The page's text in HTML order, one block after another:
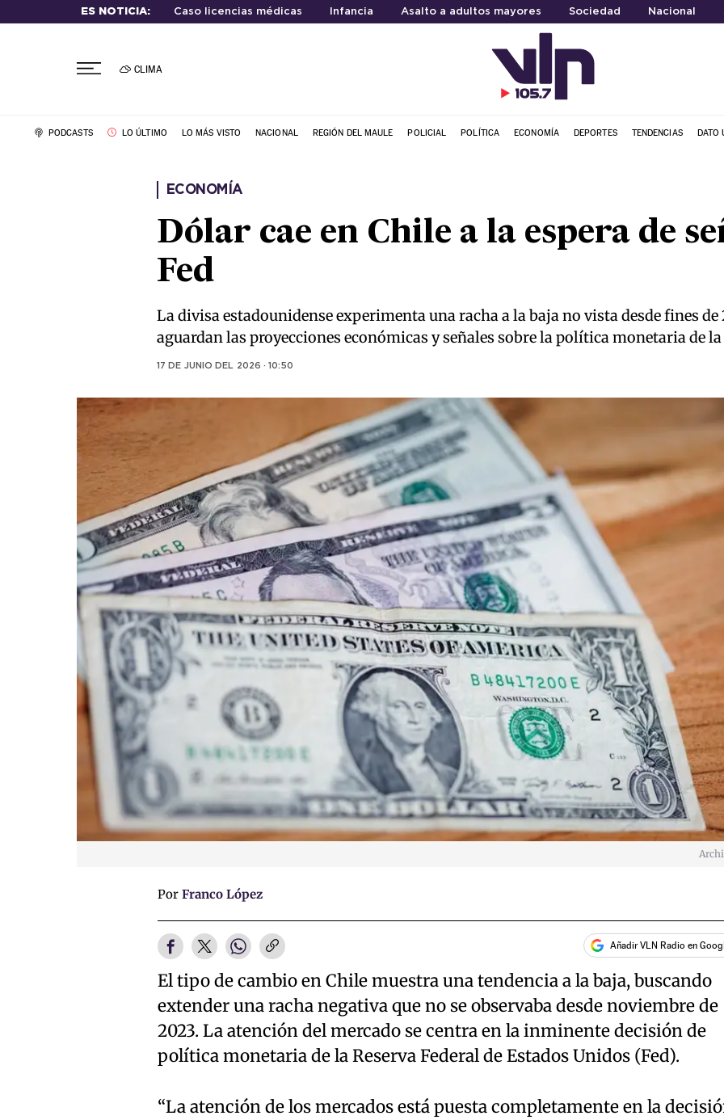
ES NOTICIA: Caso licencias médicas Infancia Asalto a adultos mayores Sociedad Nacional
CLIMA
PODCASTS LO ÚLTIMO LO MÁS VISTO NACIONAL REGIÓN DEL MAULE POLICIAL POLÍTICA ECONOMÍA DEPORTES TENDENCIAS DATO
ECONOMÍA
Dólar cae en Chile a la espera de
Fed
La divisa estadounidense experimenta una racha a la baja no vista desde fines
aguardan las proyecciones económicas y señales sobre la política monetaria de la
17 DE JUNIO DEL 2026 · 10:50
Por Franco López
Añadir VLN Radio en
El tipo de cambio en Chile muestra una tendencia a la baja, buscando
extender una racha negativa que no se observaba desde noviembre de
2023. La atención del mercado se centra en la inminente decisión de
política monetaria de la Reserva Federal de Estados Unidos (Fed).
“La atención de los mercados está puesta completamente en la